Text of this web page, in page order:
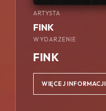
ARTYSTA
FINK
WYDARZENIE
FINK
WIĘCEJ INFORMACJI